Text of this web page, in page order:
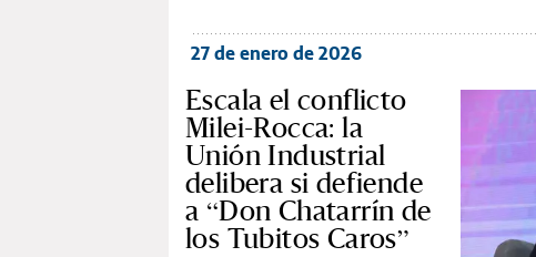
27 de enero de 2026
Escala el conflicto
Milei-Rocca: la
Unión Industrial
delibera si defiende
a “Don Chatarrín de
los Tubitos Caros”